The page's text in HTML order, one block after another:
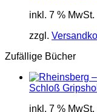
inkl. 7 % MwSt.
zzgl.
Zufällige Bücher
Schloß
inkl. 7 % MwSt.